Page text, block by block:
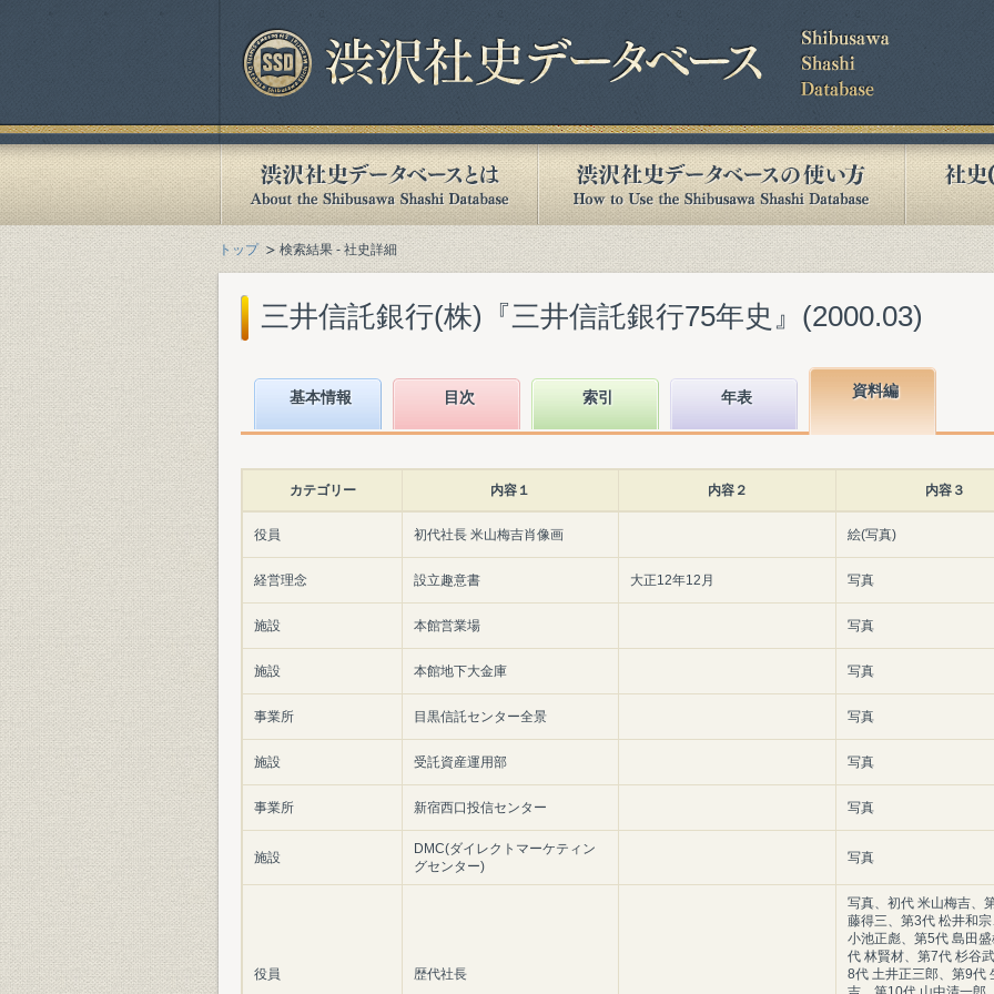
トップ 検索結果 - 社史詳細
三井信託銀行(株)『三井信託銀行75年史』(2000.03)
基本情報 目次 索引 年表 資料編
カテゴリー 内容１ 内容２ 内容３
役員 初代社長 米山梅吉肖像画 絵(写真)
経営理念 設立趣意書 大正12年12月 写真
施設 本館営業場 写真
施設 本館地下大金庫 写真
事業所 目黒信託センター全景 写真
施設 受託資産運用部 写真
事業所 新宿西口投信センター 写真
施設
DMC(ダイレクトマーケティン
グセンター)
写真
役員 歴代社長
写真、初代 米山梅吉、
藤得三、第3代 松井和
小池正彪、第5代 島田
代 林賢材、第7代 杉谷
8代 土井正三郎、第9代